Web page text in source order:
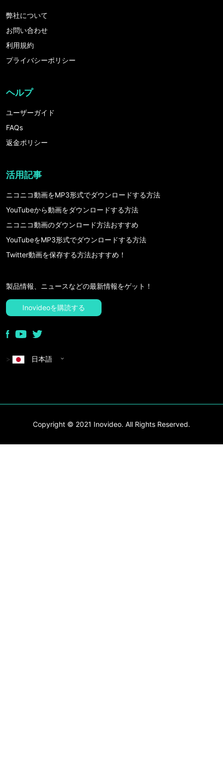
弊社について
お問い合わせ
利用規約
プライバシーポリシー
ヘルプ
ユーザーガイド
FAQs
返金ポリシー
活用記事
ニコニコ動画をMP3形式でダウンロードする方法
YouTubeから動画をダウンロードする方法
ニコニコ動画のダウンロード方法おすすめ
YouTubeをMP3形式でダウンロードする方法
Twitter動画を保存する方法おすすめ！
製品情報、ニュースなどの最新情報をゲット！
Inovideoを購読する
> 日本語
Copyright © 2021 Inovideo. All Rights Reserved.